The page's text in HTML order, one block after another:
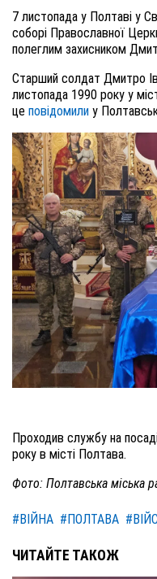
7 листопада у Полтаві у
соборі Православної
полеглим захисником
Старший солдат Дмитро
листопада 1990 року у
це повідомили у
Проходив службу на
року в місті Полтава.
Фото: Полтавська міська
#ВІЙНА #ПОЛТАВА
ЧИТАЙТЕ ТАКОЖ